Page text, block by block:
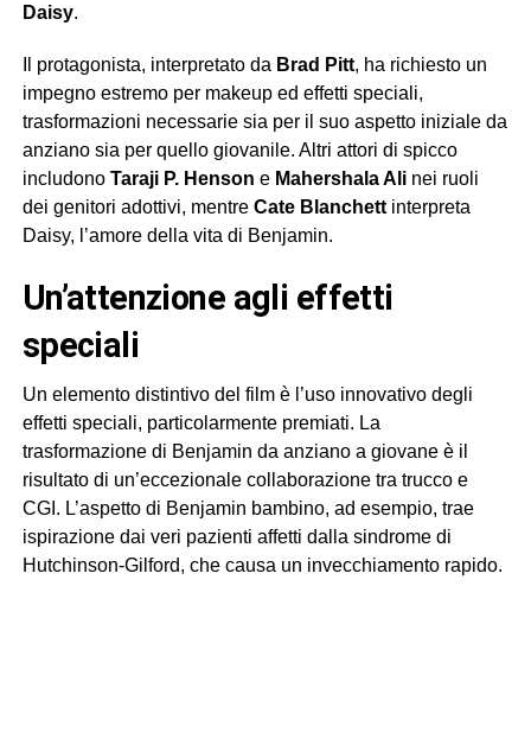
Daisy.
Il protagonista, interpretato da Brad Pitt, ha richiesto un
impegno estremo per makeup ed effetti speciali,
trasformazioni necessarie sia per il suo aspetto iniziale da
anziano sia per quello giovanile. Altri attori di spicco
includono Taraji P. Henson e Mahershala Alinei ruoli
dei genitori adottivi, mentre Cate Blanchettinterpreta
Daisy, l’amore della vita di Benjamin.
un’attenzione agli effetti
speciali
Un elemento distintivo del film è l’uso innovativo degli
effetti speciali, particolarmente premiati. La
trasformazione di Benjamin da anziano a giovane è il
risultato di un’eccezionale collaborazione tra trucco e
CGI. L’aspetto di Benjamin bambino, ad esempio, trae
ispirazione dai veri pazienti affetti dalla sindrome di
Hutchinson-Gilford, che causa un invecchiamento rapido.